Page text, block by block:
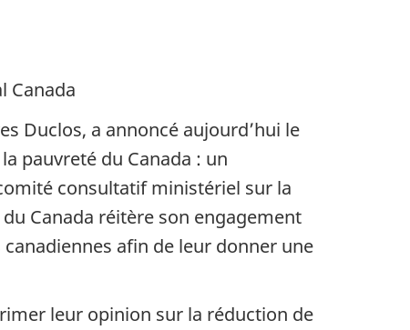
Duclos, a annoncé aujourd’hui le
pauvreté du Canada : un
consultatif ministériel sur la
Canada réitère son engagement
afin de leur donner une
leur opinion sur la réduction de